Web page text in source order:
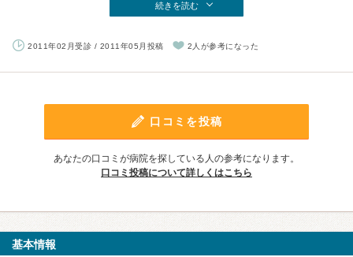
続きを読む
2011年02月受診 / 2011年05月投稿 2人が参考になった
口コミを投稿
あなたの口コミが病院を探している人の参考になります。
口コミ投稿について詳しくはこちら
基本情報